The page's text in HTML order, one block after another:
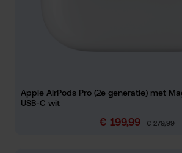
Apple AirPods Pro (2e generatie) met
USB-C wit
Verkoopprijs:
€ 199,99 Normale
€ 279,99